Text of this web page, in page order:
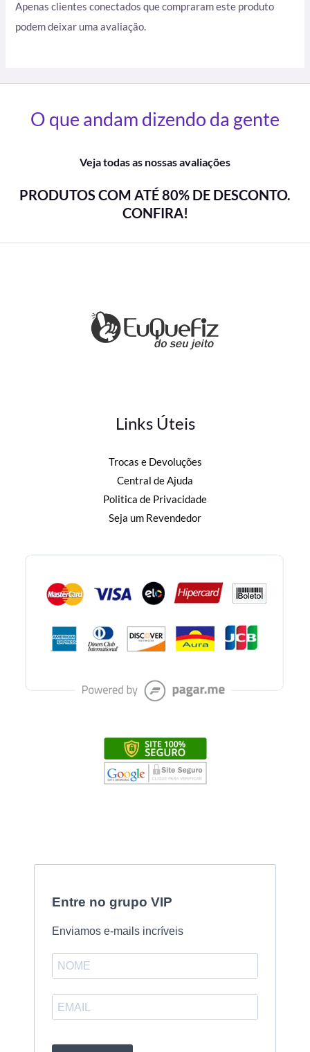
Apenas clientes conectados que compraram este produto
podem deixar uma avaliação.
O que andam dizendo da gente
Veja todas as nossas avaliações
PRODUTOS COM ATÉ 80% DE DESCONTO.
CONFIRA!
Links Úteis
Trocas e Devoluções
Central de Ajuda
Politica de Privacidade
Seja um Revendedor
Entre no grupo VIP
Enviamos e-mails incríveis